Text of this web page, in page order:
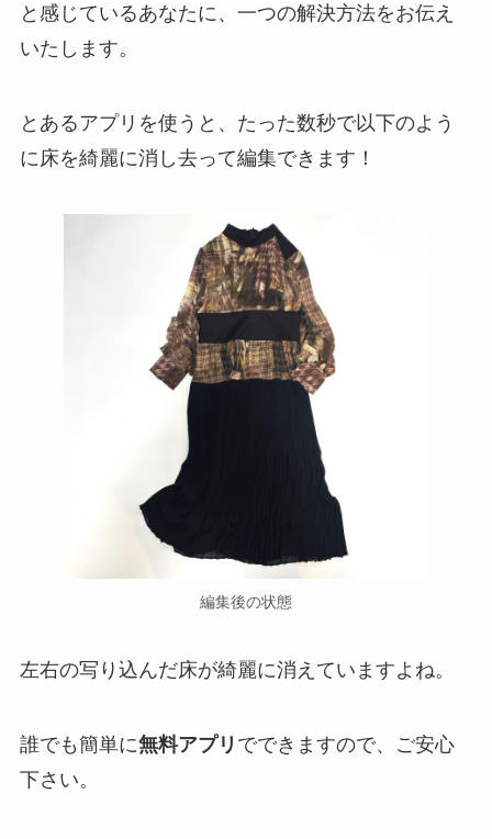
と感じているあなたに、一つの解決方法をお伝え
いたします。
とあるアプリを使うと、たった数秒で以下のよう
に床を綺麗に消し去って編集できます！
編集後の状態
左右の写り込んだ床が綺麗に消えていますよね。
誰でも簡単に無料アプリ でできますので、ご安心
下さい。